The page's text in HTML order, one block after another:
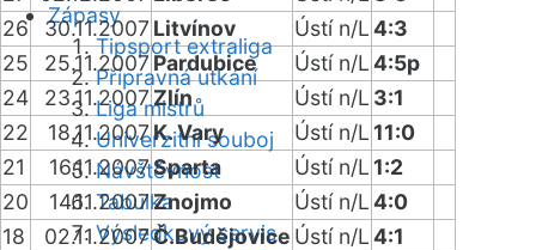
Zápasy
Tipsport extraliga
Přípravná utkání
Liga mistrů
Univerzitní souboj
Návštěvnost
Tabulka
Výsledkový servis
26
30.11.2007 Litvínov Ústí n/L4:3
25
25.11.2007 Pardubice Ústí n/L4:5p
24
23.11.2007 Zlín Ústí n/L 3:1
22
18.11.2007K. Vary Ústí n/L 11:0
21
16.11.2007Sparta Ústí n/L 1:2
20
14.11.2007Znojmo Ústí n/L4:0
18
02.11.2007Č.Budějovice Ústí n/L4:1